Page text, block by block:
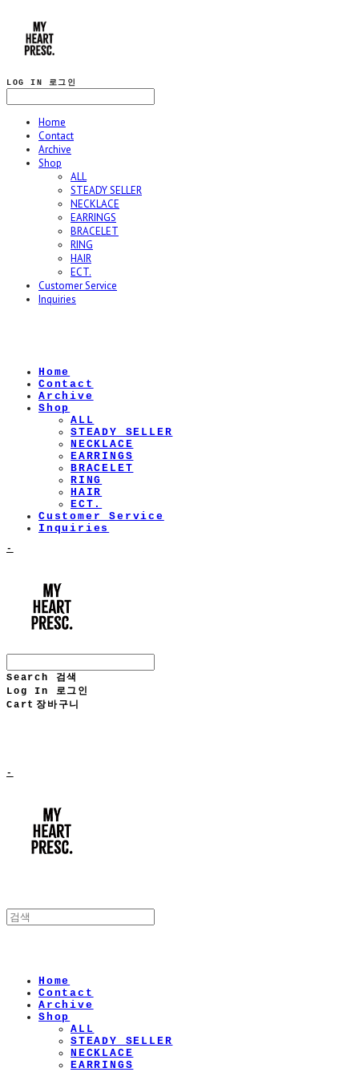
LOG IN 로그인
Home
Contact
Archive
Shop
ALL
STEADY SELLER
NECKLACE
EARRINGS
BRACELET
RING
HAIR
ECT.
Customer Service
Inquiries
Home
Contact
Archive
Shop
ALL
STEADY SELLER
NECKLACE
EARRINGS
BRACELET
RING
HAIR
ECT.
Customer Service
Inquiries
-
Search
검색
Log In
로그인
Cart 장바구니
-
Home
Contact
Archive
Shop
ALL
STEADY SELLER
NECKLACE
EARRINGS